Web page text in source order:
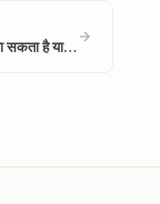
सकता है या…